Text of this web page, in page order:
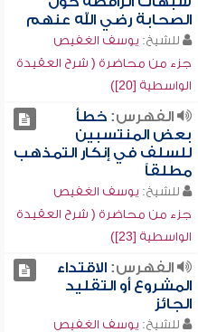
الصحابة رضي الله عنهم
للشيخ: يوسف الغفيص
جزء من محاضرة ( شرح العقيدة
الواسطية [20])
الفهرس:خطأ
بعض المنتسبين
للسلف في إنكار التمذهب
مطلقاً
للشيخ: يوسف الغفيص
جزء من محاضرة ( شرح العقيدة
الواسطية [23])
الفهرس:الاقتداء
المشروع أو التقليد
الجائز
للشيخ: يوسف الغفيص